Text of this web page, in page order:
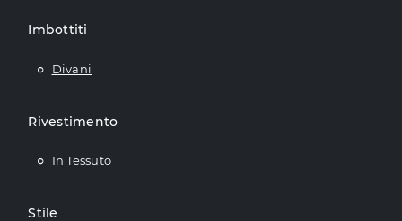
Imbottiti
Divani
Rivestimento
In Tessuto
Stile